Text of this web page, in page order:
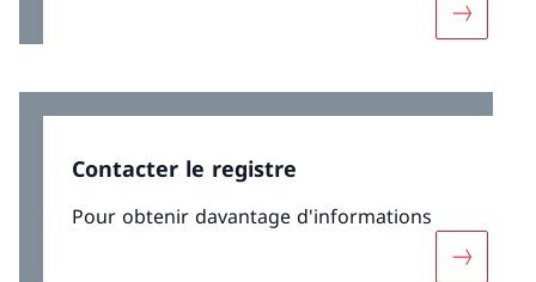
Contacter le registre
Pour obtenir davantage d'informations